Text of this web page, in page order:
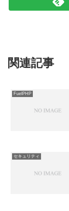
関連記事
FuelPHP
セキュリティ